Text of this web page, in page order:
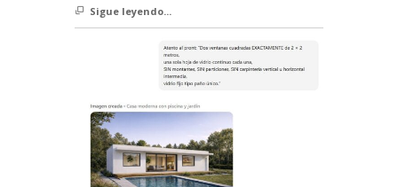
Sigue leyendo...